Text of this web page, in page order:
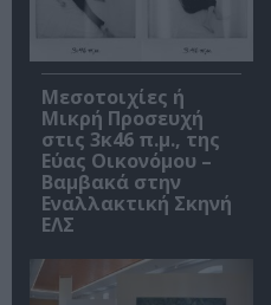
Μεσοτοιχίες ή
Μικρή Προσευχή
στις 3κ46 π.μ., της
Εύας Οικονόμου –
Βαμβακά στην
Εναλλακτική Σκηνή
ΕΛΣ